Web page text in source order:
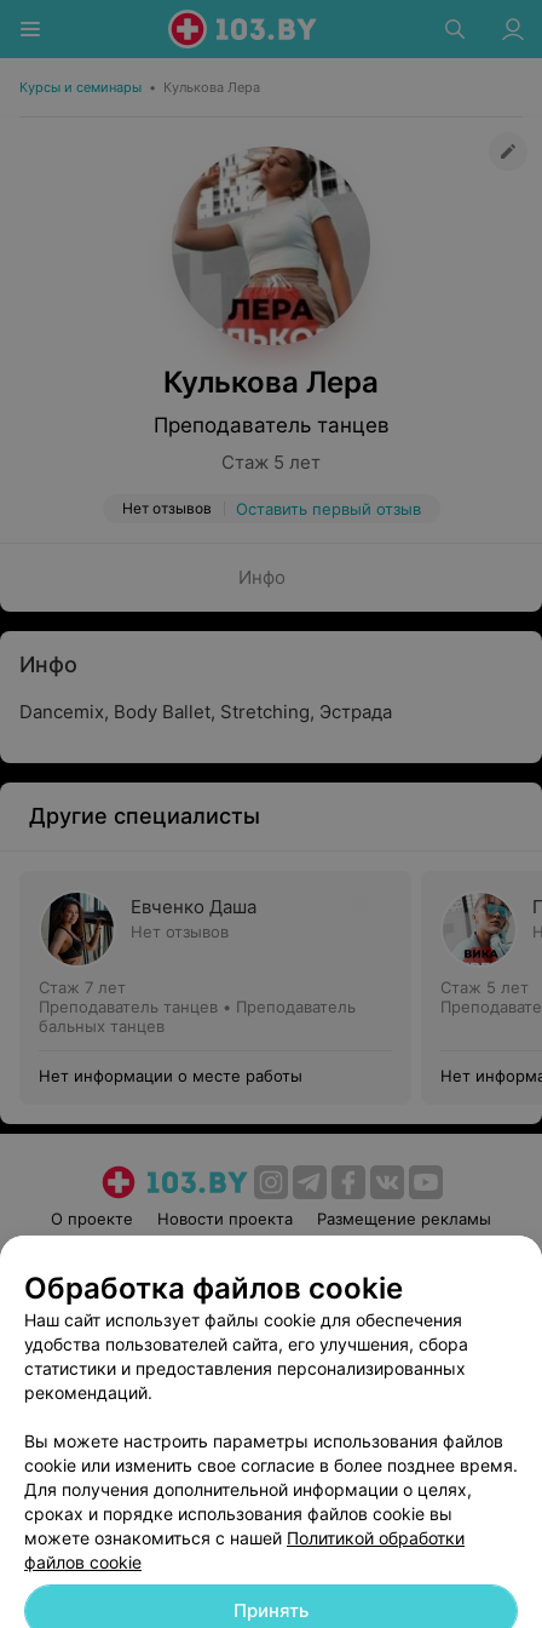
Курсы и семинары • Кулькова Лера
Кулькова Лера
Преподаватель танцев
Стаж 5 лет
Нет отзывов Оставить первый отзыв
Инфо
Инфо
Dancemix, Body Ballet, Stretching, Эстрада
Другие специалисты
Евченко Даша
Нет отзывов
Стаж 7 лет
Преподаватель танцев • Преподаватель
бальных танцев
Нет информации о месте работы
Стаж 5 лет
Нет
О проекте Новости проекта
Размещение рекламы
Пользовательское соглашение
Способы оплаты
Вакансии
Партнеры
Написать руководителю 103.by
Обработка персональных данных
© 2026 ООО «Артокс Лаб», УНП 191700409 | 220012, Республика Беларусь,
Обработка файлов cookie
Наш сайт использует файлы cookie для обеспечения
удобства пользователей сайта, его улучшения, сбора
статистики и предоставления персонализированных
рекомендаций.
Вы можете настроить параметры использования файлов
cookie или изменить свое согласие в более позднее время.
Для получения дополнительной информации о целях,
сроках и порядке использования файлов cookie вы
можете ознакомиться с нашей Политикой обработки
файлов cookie
Принять